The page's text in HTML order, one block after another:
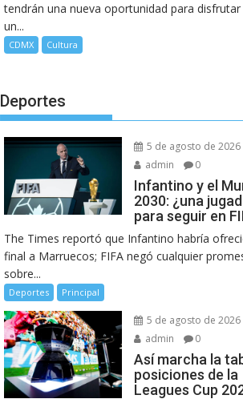
tendrán una nueva oportunidad para disfrutar
un...
CDMX Cultura
Deportes
5 de agosto de 2026
admin
0
Infantino y el
2030: ¿una
para seguir en
The Times reportó que Infantino habría
final a Marruecos; FIFA negó cualquier
sobre...
Deportes Principal
5 de agosto de 2026
admin
0
Así marcha la
posiciones de la
Leagues Cup